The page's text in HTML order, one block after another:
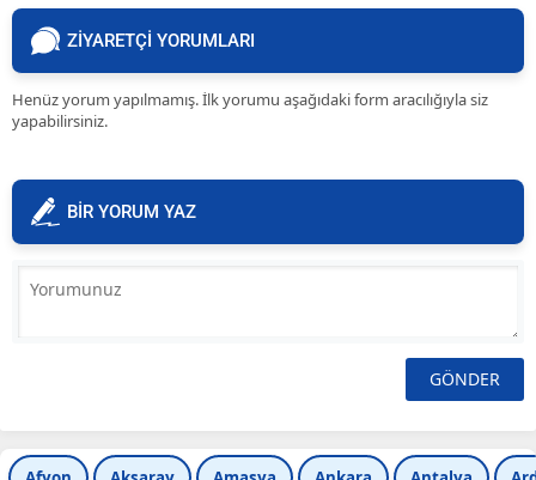
ZİYARETÇİ YORUMLARI
Henüz yorum yapılmamış. İlk yorumu aşağıdaki form aracılığıyla siz
yapabilirsiniz.
BİR YORUM YAZ